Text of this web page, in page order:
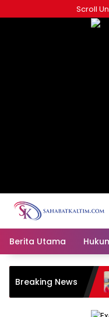
to
Scroll
Berita Utama
Breaking News
Literasi, Pojok
Publik